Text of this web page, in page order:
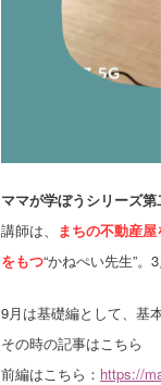
ママが学ぼうシリーズ第
講師は、
まちの不動産
をもつ“かねぺい先生”。
9月は基礎編として、基
その時の記事はこちら
前編はこちら： https://